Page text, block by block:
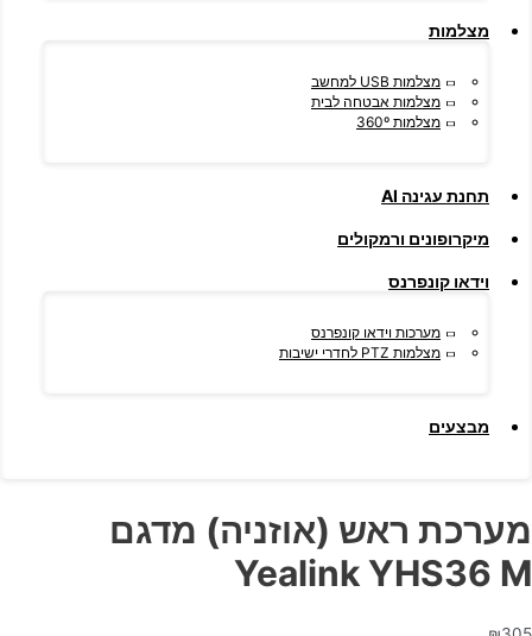
מצלמות
מצלמות USB למחשב
מצלמות אבטחה לבית
מצלמות 360º
תחנת עגינה AI
מיקרופונים ורמקולים
וידאו קונפרנס
מערכות וידאו קונפרנס
מצלמות PTZ לחדרי ישיבות
מבצעים
מערכת ראש (אוזניה) מדגם
Yealink YHS36 M